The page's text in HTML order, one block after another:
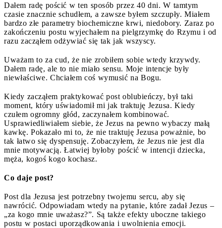
Dałem radę pościć w ten sposób przez 40 dni. W tamtym
czasie znacznie schudłem, a zawsze byłem szczupły. Miałem
bardzo złe parametry biochemiczne krwi, niedobory. Zaraz po
zakończeniu postu wyjechałem na pielgrzymkę do Rzymu i od
razu zacząłem odżywiać się tak jak wszyscy.
Uważam to za cud, że nie zrobiłem sobie wtedy krzywdy.
Dałem radę, ale to nie miało sensu. Moje intencje były
niewłaściwe. Chciałem coś wymusić na Bogu.
Kiedy zacząłem praktykować post oblubieńczy, był taki
moment, który uświadomił mi jak traktuję Jezusa. Kiedy
czułem ogromny głód, zaczynałem kombinować.
Usprawiedliwiałem siebie, że Jezus na pewno wybaczy małą
kawkę. Pokazało mi to, że nie traktuję Jezusa poważnie, bo
tak łatwo się dyspensuję. Zobaczyłem, że Jezus nie jest dla
mnie motywacją. Łatwiej byłoby pościć w intencji dziecka,
męża, kogoś kogo kochasz.
Co daje post?
Post dla Jezusa jest potrzebny twojemu sercu, aby się
nawrócić. Odpowiadam wtedy na pytanie, które zadał Jezus –
„za kogo mnie uważasz?”. Są także efekty uboczne takiego
postu w postaci uporządkowania i uwolnienia emocji.